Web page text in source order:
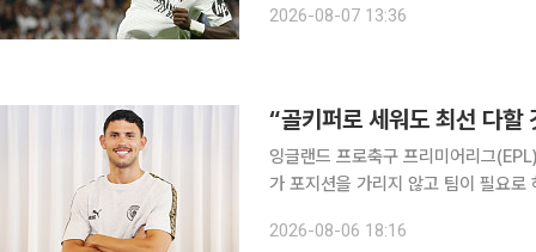
월 30일까지 구단에서 뛰게 된다”고
2026-08-07 13:36
“골키퍼로 세워도 최선 다
잉글랜드 프로축구 프리미어리그
가 포지션을 가리지 않고 팀이 필요
에서는 강한 정신력이 필수다. 3일마
2026-08-06 18:16